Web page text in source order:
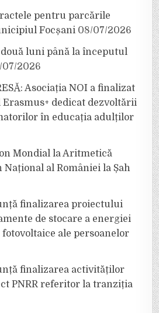
pentru parcările
Focșani 08/07/2026
luni până la începutul
07/2026
Asociația NOI a finalizat
dedicat dezvoltării
în educația adulților
Mondial la Aritmetică
Național al României la Șah
finalizarea proiectului
de stocare a energiei
ale persoanelor
finalizarea activităților
PNRR referitor la tranziția